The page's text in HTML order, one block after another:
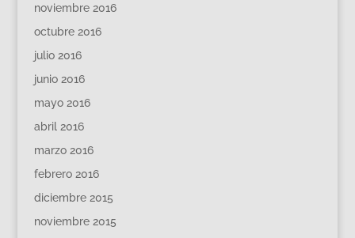
noviembre 2016
octubre 2016
julio 2016
junio 2016
mayo 2016
abril 2016
marzo 2016
febrero 2016
diciembre 2015
noviembre 2015